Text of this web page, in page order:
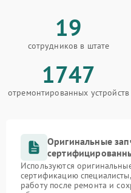
19
сотрудников в штате
1747
отремонтированных устройств
Оригинальные
Используются
сертификацию
работу после ремонта и